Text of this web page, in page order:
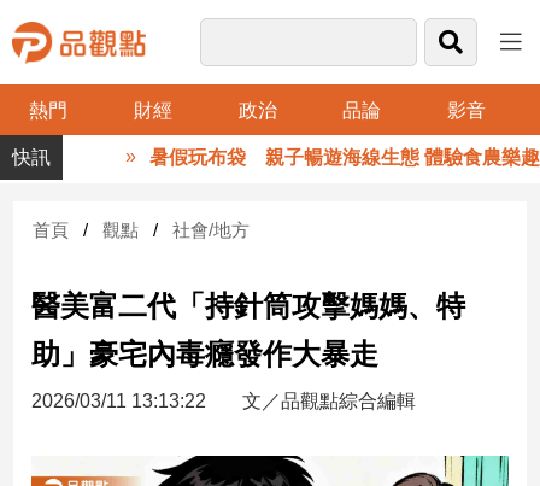
熱門 財經 政治 品論 影音
品
觀
財
台
財
新
產
暑假玩布袋 親子暢遊海線生態 體驗食農樂趣
首頁 觀點 社會/地方
醫美富二代「持針筒攻擊媽媽、特
助」豪宅內毒癮發作大暴走
2026/03/11 13:13:22 文／品觀點綜合編輯